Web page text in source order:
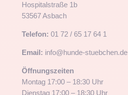
Hospitalstraße 1b
53567 Asbach
Telefon: 01 72 / 65 17 64 1
Email: info@hunde-stuebchen.de
Öffnungszeiten
Montag 17:00 – 18:30 Uhr
Dienstag 17:00 – 18:30 Uhr